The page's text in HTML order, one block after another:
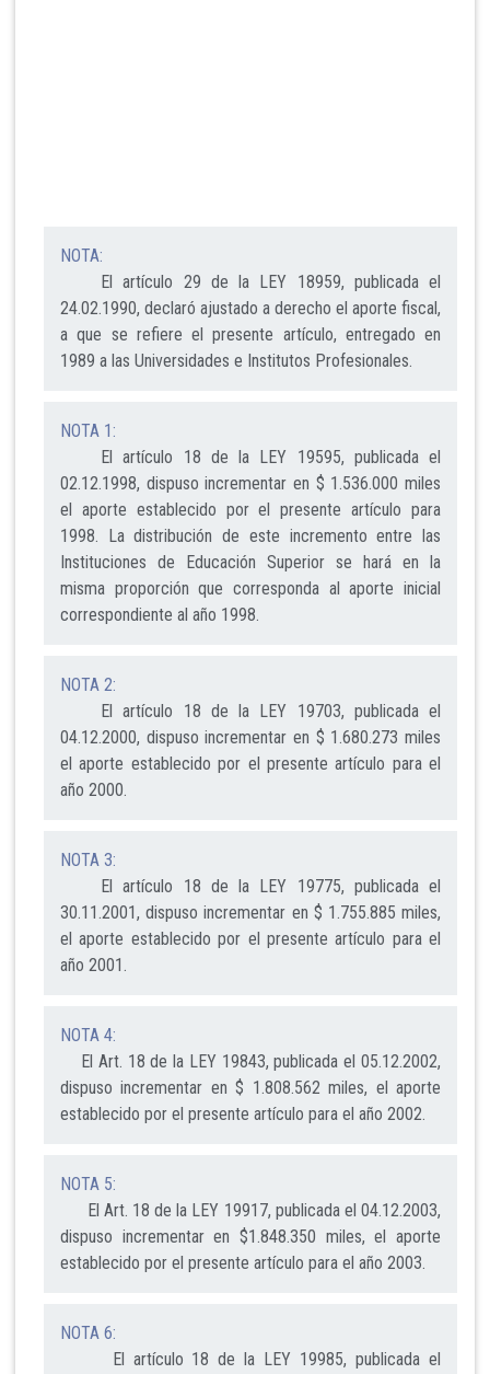
NOTA:
El artículo 29 de la LEY 18959, publicada el
24.02.1990, declaró ajustado a derecho el aporte fiscal,
a que se refiere el presente artículo, entregado en
1989 a las Universidades e Institutos Profesionales.
NOTA 1:
El artículo 18 de la LEY 19595, publicada el
02.12.1998, dispuso incrementar en $ 1.536.000 miles
el aporte establecido por el presente artículo para
1998. La distribución de este incremento entre las
Instituciones de Educación Superior se hará en la
misma proporción que corresponda al aporte inicial
correspondiente al año 1998.
NOTA 2:
El artículo 18 de la LEY 19703, publicada el
04.12.2000, dispuso incrementar en $ 1.680.273 miles
el aporte establecido por el presente artículo para el
año 2000.
NOTA 3:
El artículo 18 de la LEY 19775, publicada el
30.11.2001, dispuso incrementar en $ 1.755.885 miles,
el aporte establecido por el presente artículo para el
año 2001.
NOTA 4:
El Art. 18 de la LEY 19843, publicada el 05.12.2002,
dispuso incrementar en $ 1.808.562 miles, el aporte
establecido por el presente artículo para el año 2002.
NOTA 5:
El Art. 18 de la LEY 19917, publicada el 04.12.2003,
dispuso incrementar en $1.848.350 miles, el aporte
establecido por el presente artículo para el año 2003.
NOTA 6:
El artículo 18 de la LEY 19985, publicada el